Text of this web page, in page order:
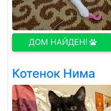
ДОМ НАЙДЕН!
Котенок Нима